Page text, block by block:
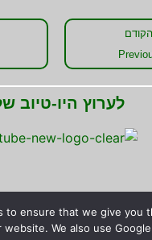
הקודם
לערוץ היו-טיוב
שתפו את
to ensure that we give you
website. We also use